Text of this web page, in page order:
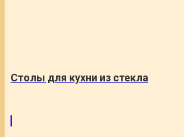
Столы для кухни из стекла